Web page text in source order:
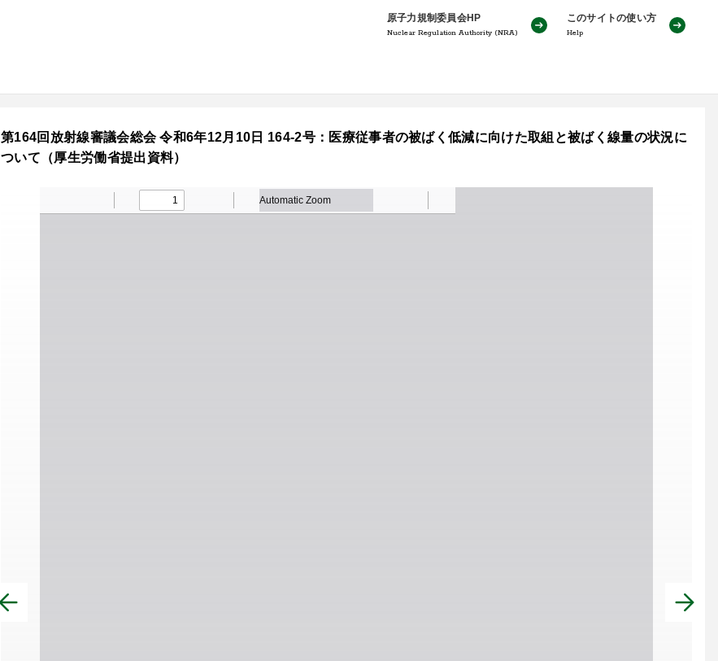
原子力規制委員会HP
Nuclear Regulation Authority (NRA)
このサイトの使い方
Help
第164回放射線審議会総会 令和6年12月10日 164-2号：医療従事者の被ばく低減に向けた取組と被ばく線量の状況に
ついて（厚生労働省提出資料）